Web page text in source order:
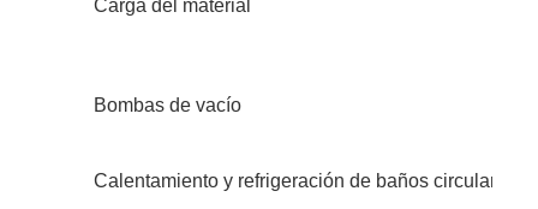
Carga del material
Bombas de vacío
Calentamiento y refrigeración de baños circulantes